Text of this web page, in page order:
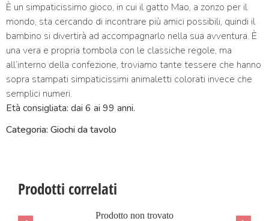
È un simpaticissimo gioco, in cui il gatto Mao, a zonzo per il
mondo, sta cercando di incontrare più amici possibili, quindi il
bambino si divertirà ad accompagnarlo nella sua avventura. È
una vera e propria tombola con le classiche regole, ma
all’interno della confezione, troviamo tante tessere che hanno
sopra stampati simpaticissimi animaletti colorati invece che
semplici numeri.
Età consigliata: dai 6 ai 99 anni.
Categoria: Giochi da tavolo
Prodotti correlati
Prodotto non trovato